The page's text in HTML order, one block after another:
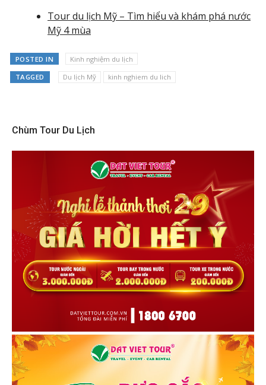
Tour du lịch Mỹ – Tìm hiểu và khám phá nước
Mỹ 4 mùa
POSTED IN Kinh nghiệm du lịch
TAGGED Du lịch Mỹ kinh nghiem du lich
Chùm Tour Du Lịch